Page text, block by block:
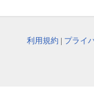
利用規約 | プライ